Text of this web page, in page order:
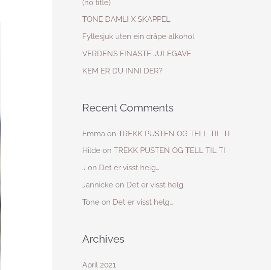
:
(no title)
TONE DAMLI X SKAPPEL
Fyllesjuk uten ein dråpe alkohol
VERDENS FINASTE JULEGAVE
KEM ER DU INNI DER?
Recent Comments
Emma on TREKK PUSTEN OG TELL TIL TI
Hilde on TREKK PUSTEN OG TELL TIL TI
J on Det er visst helg…
Jannicke on Det er visst helg…
Tone on Det er visst helg…
Archives
April 2021